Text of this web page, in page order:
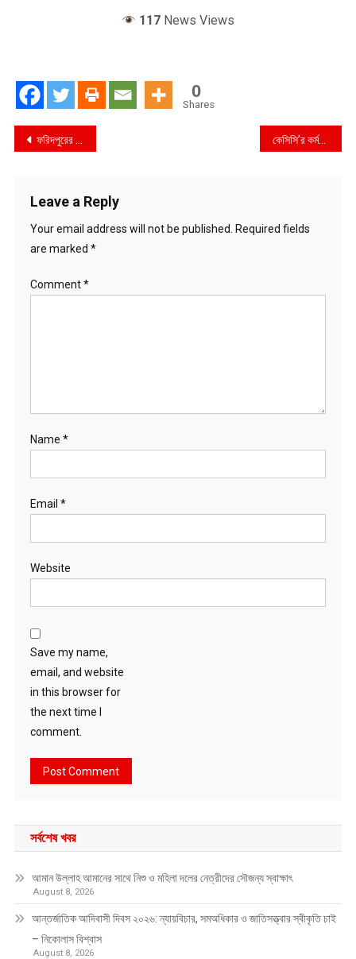
117 News Views
0
Shares
Post
ফরিদপুরের চরভদ্রাসন উপজেলায় এ বছর পাট নিয়ে দুশ্চিন্তায় পড়েছেন কৃষকরা কেসিসি’র কর্মকর্তাদের সমন্বয়ে দেশের বিভিন্ন জেলায় আকস্মিক বন্যায় ক্ষতিগ্রস্থদের সাহায্যার্থে করণীয় শীর্ষক আলোচনা সভা অনুষ্ঠিত
Leave a Reply
Your email address will not be published.
Required fields
are marked *
Comment*
Name *
Email *
Website
Save my name,
email, and website
in this browser for
the next time I
comment.
সর্বশেষ খবর
আমান উল্লাহ আমানের সাথে নিশু ও মহিলা দলের নেত্রীদের সৌজন্য স্বাক্ষাৎ
August 8, 2026
আন্তর্জাতিক আদিবাসী দিবস ২০২৬: ন্যায়বিচার, সমঅধিকার ও জাতিসত্ত্বার স্বীকৃতি চাই
– নিকোলাস বিশ্বাস
August 8, 2026